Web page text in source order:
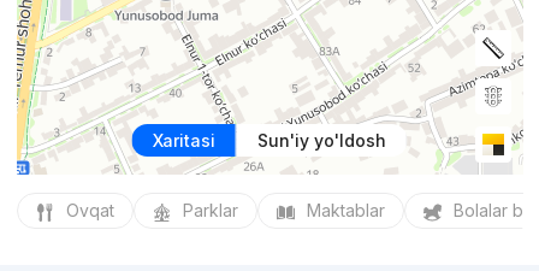
Xaritasi Sun'iy yo'ldosh
Ovqat Parklar Maktablar Bolalar